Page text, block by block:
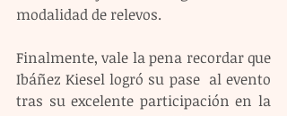
modalidad de relevos.
Finalmente, vale la pena recordar que
Ibáñez Kiesel logró su pase  al evento
tras su excelente participación en la